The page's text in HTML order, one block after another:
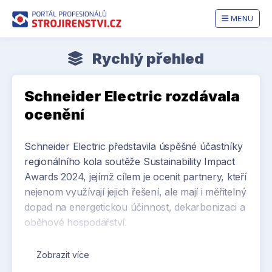
MENU
Rychlý přehled
Schneider Electric rozdávala
ocenění
Schneider Electric představila úspěšné účastníky
regionálního kola soutěže Sustainability Impact
Awards 2024, jejímž cílem je ocenit partnery, kteří
nejenom využívají jejich řešení, ale mají i měřitelný
dopad na energetickou účinnost, dekarbonizaci a
oběhové hospodářství.
Mezi letos nominovanými českými projekty
Zobrazit více